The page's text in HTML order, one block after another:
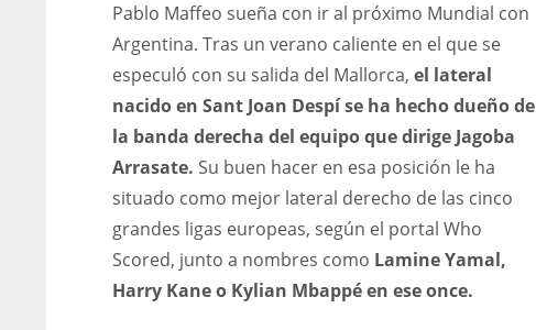
Pablo Maffeo sueña con ir al próximo Mundial con
Argentina. Tras un verano caliente en el que se
especuló con su salida del Mallorca, el lateral
nacido en Sant Joan Despí se ha hecho dueño de
la banda derecha del equipo que dirige Jagoba
Arrasate. Su buen hacer en esa posición le ha
situado como mejor lateral derecho de las cinco
grandes ligas europeas, según el portal Who
Scored, junto a nombres como Lamine Yamal,
Harry Kane o Kylian Mbappé en ese once.